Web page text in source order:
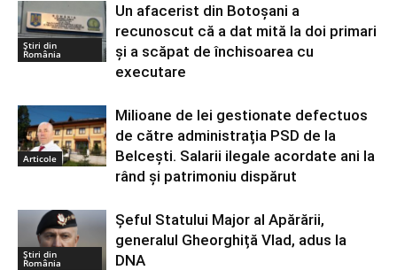
Știri din
România
Un afacerist din Botoșani a
recunoscut că a dat mită la doi primari
și a scăpat de închisoarea cu
executare
Articole
Milioane de lei gestionate defectuos
de către administrația PSD de la
Belcești. Salarii ilegale acordate ani la
rând și patrimoniu dispărut
Știri din
România
Șeful Statului Major al Apărării,
generalul Gheorghiță Vlad, adus la
DNA